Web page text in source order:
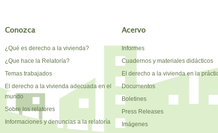
Conozca
¿Qué es derecho a la vivienda?
¿Que hace la Relatoría?
Temas trabajados
El derecho a la vivienda adecuada en el
mundo
Sobre los relatores
Informaciones y denuncias a la relatoría
Acervo
Informes
Cuadernos y materiales didácticos
El derecho a la vivienda en la
Documentos
Boletines
Press Releases
Imágenes